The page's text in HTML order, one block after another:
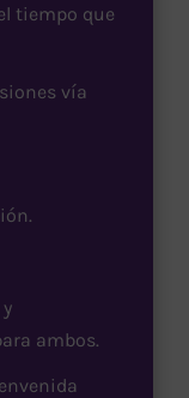
tiempo que
vía
ambos.